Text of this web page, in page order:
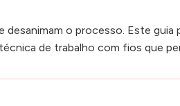
o processo. Este
de trabalho com fios que